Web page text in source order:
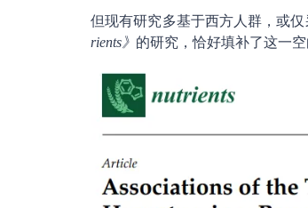
但现有研究多基于西方人群，或
rients》 的研究，恰好填补了这一空